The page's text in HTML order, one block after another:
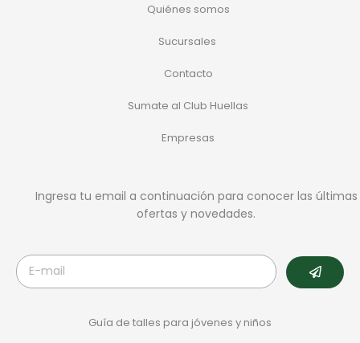
Quiénes somos
Sucursales
Contacto
Sumate al Club Huellas
Empresas
Ingresa tu email a continuación para conocer las últimas
ofertas y novedades.
Guía de talles para jóvenes y niños